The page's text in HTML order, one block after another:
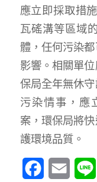
應立即採取措
瓦磘溝等區域
體，任何污染
影響。相關單
保局全年無休
污染情事，應
案，環保局將
護環境品質。
Facebook
Email